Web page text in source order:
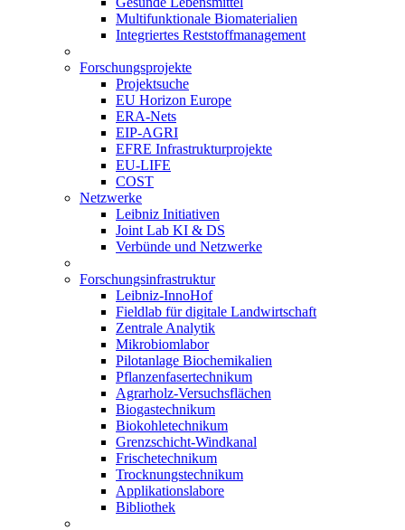
Multifunktionale Biomaterialien
Integriertes Reststoffmanagement
Forschungsprojekte
Projektsuche
EU Horizon Europe
ERA-Nets
EIP-AGRI
EFRE Infrastrukturprojekte
EU-LIFE
COST
Netzwerke
Leibniz Initiativen
Joint Lab KI & DS
Verbünde und Netzwerke
Forschungsinfrastruktur
Leibniz-InnoHof
Fieldlab für digitale Landwirtschaft
Zentrale Analytik
Mikrobiomlabor
Pilotanlage Biochemikalien
Pflanzenfasertechnikum
Agrarholz-Versuchsflächen
Biogastechnikum
Biokohletechnikum
Grenzschicht-Windkanal
Frischetechnikum
Trocknungstechnikum
Applikationslabore
Bibliothek